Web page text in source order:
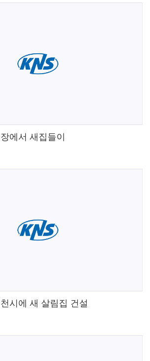
에서 새집들이
시에 새 살림집 건설